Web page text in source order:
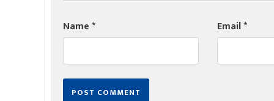
Name* Email*